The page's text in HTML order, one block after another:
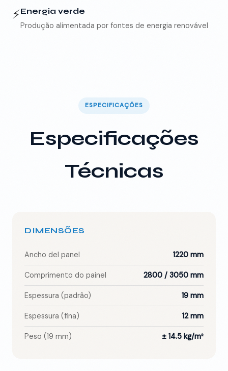
⚡Energia verde
Produção alimentada por fontes de energia renovável
ESPECIFICAÇÕES
Especificações
Técnicas
DIMENSÕES
Ancho del panel 1220 mm
Comprimento do painel 2800 / 3050 mm
Espessura (padrão) 19 mm
Espessura (fina) 12 mm
Peso (19 mm) ± 14.5 kg/m²